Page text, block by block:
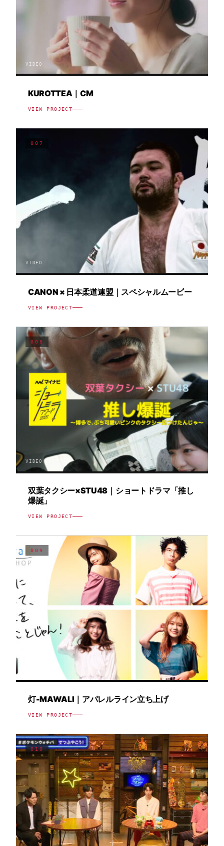
VIDEO
KUROTTEA｜CM
VIEW PROJECT
007
VIDEO
CANON × 日本柔道連盟｜スペシャルムービー
VIEW PROJECT
008
VIDEO
双葉タクシー×STU48｜ショートドラマ「推し
爆誕」
VIEW PROJECT
009
灯-MAWALI｜アパレルライン立ち上げ
VIEW PROJECT
010